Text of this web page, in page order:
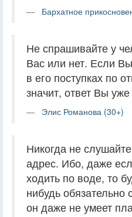
Бархатное
Не спрашивайте у
Вас или нет. Если Вы
в его поступках по
значит, ответ Вы уже
Элис Романова (30+)
Никогда не
адрес. Ибо, даже
ходить по воде, то
нибудь обязательно
он даже не умеет